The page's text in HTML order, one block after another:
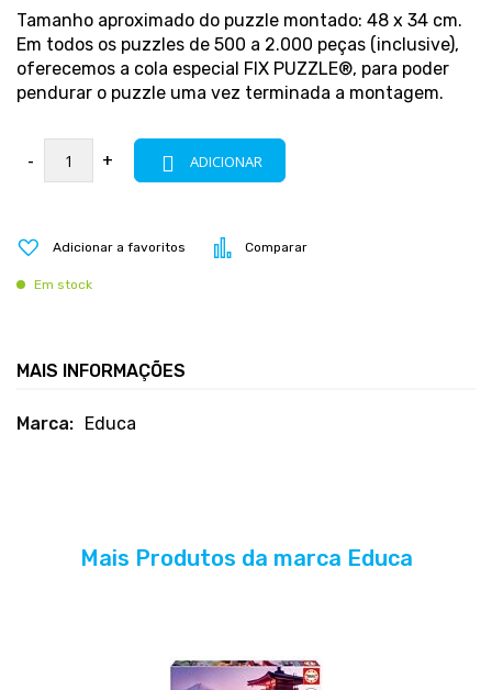
Tamanho aproximado do puzzle montado: 48 x 34 cm.
Em todos os puzzles de 500 a 2.000 peças (inclusive),
oferecemos a cola especial FIX PUZZLE®, para poder
pendurar o puzzle uma vez terminada a montagem.
- + ADICIONAR
Adicionar a favoritos Comparar
Em stock
MAIS INFORMAÇÕES
Mais
Educa
Mais Produtos da marca Educa